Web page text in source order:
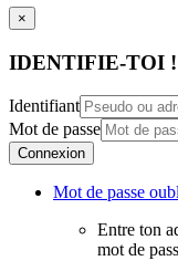
×
IDENTIFIE-TOI !
Identifiant
Mot de passe
Connexion
Mot de passe
Entre ton
mot de